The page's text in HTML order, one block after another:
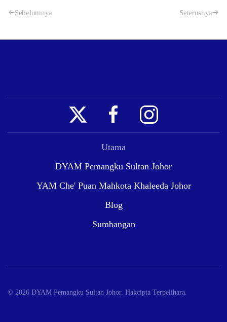
Sebelumnya Seterusnya
Utama
DYAM Pemangku Sultan Johor
YAM Che' Puan Mahkota Khaleeda Johor
Blog
Sumbangan
© 2026 DYAM Pemangku Sultan Johor. Hakcipta Terpelihara.